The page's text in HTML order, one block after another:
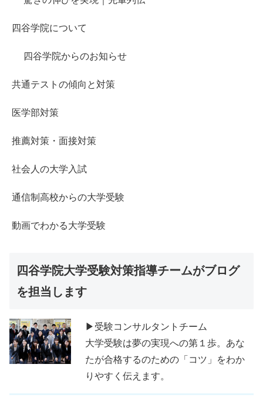
四谷学院について
四谷学院からのお知らせ
共通テストの傾向と対策
医学部対策
推薦対策・面接対策
社会人の大学入試
通信制高校からの大学受験
動画でわかる大学受験
四谷学院大学受験対策指導チームがブログ
を担当します
▶受験コンサルタントチーム
大学受験は夢の実現への第１歩。あな
たが合格するのための「コツ」をわか
りやすく伝えます。